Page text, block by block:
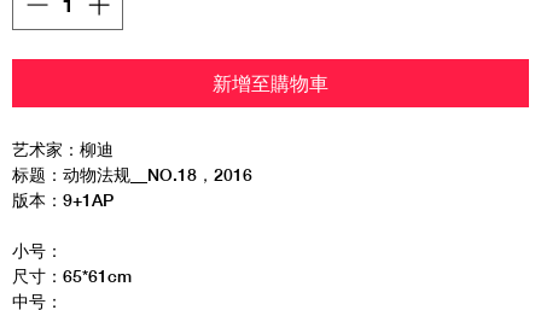
新增至購物車
艺术家：柳迪
标题：动物法规__NO.18，2016
版本：9+1AP
小号：
尺寸：65*61cm
中号：